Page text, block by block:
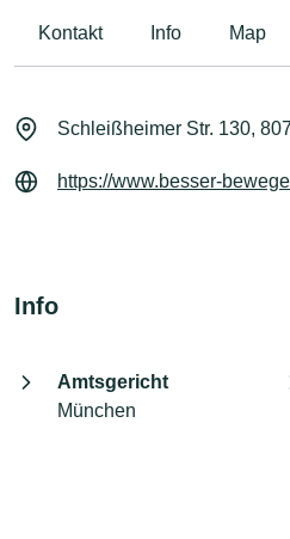
Kontakt Info Map
Schleißheimer Str. 130,
https://www.besser-
Info
Amtsgericht
München